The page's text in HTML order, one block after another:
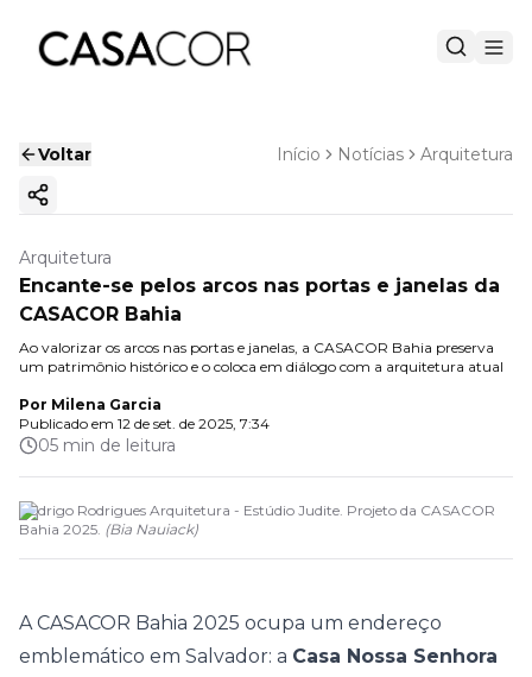
Voltar Início Notícias Arquitetura
Copiar link
Arquitetura
Encante-se pelos arcos nas portas e janelas da
CASACOR Bahia
Ao valorizar os arcos nas portas e janelas, a CASACOR Bahia preserva
um patrimônio histórico e o coloca em diálogo com a arquitetura atual
Por Milena Garcia
Publicado em 12 de set. de 2025, 7:34
05 min de leitura
Rodrigo Rodrigues Arquitetura - Estúdio Judite. Projeto da CASACOR
Bahia 2025. (Bia Nauiack)
ACASACOR Bahia 2025 ocupa um endereço
emblemático em Salvador: a Casa Nossa Senhora